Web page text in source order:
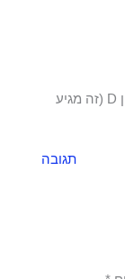
בד"כ את כל הבדיקות וכמובן בדיקת ויטמין D (זה מגיע
תגובה